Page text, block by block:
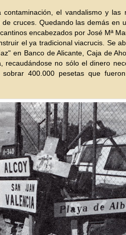
el vandalismo y las
cruces. Quedando las demás en
encabezados por José Mª
el ya tradicional viacrucis. Se
en Banco de Alicante, Caja de
recaudándose no sólo el dinero
400.000 pesetas que